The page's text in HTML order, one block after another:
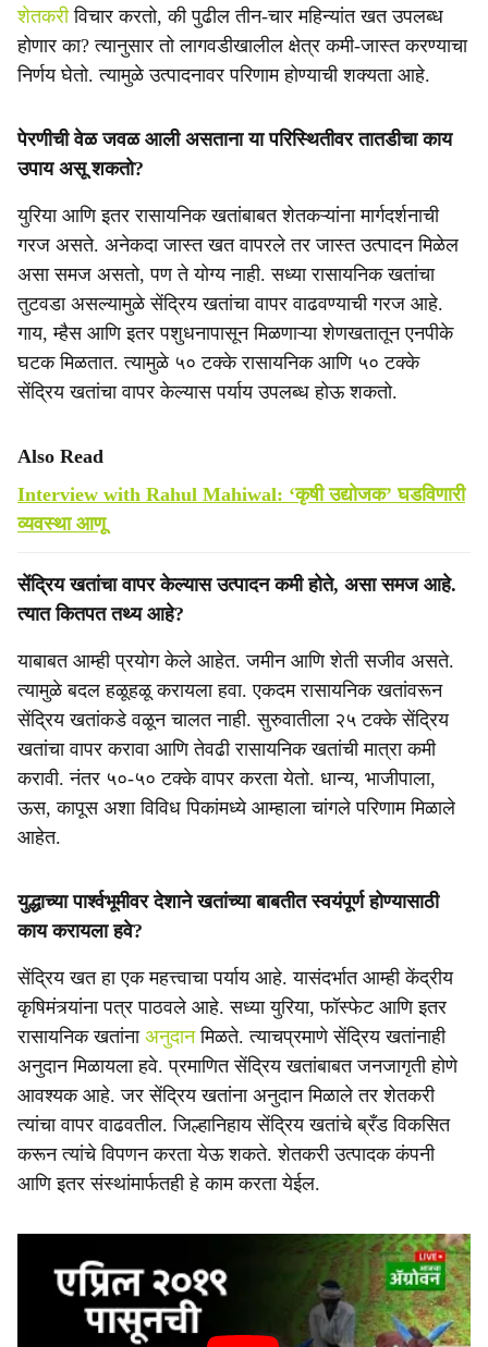
शेतकरीविचार करतो, की पुढील तीन-चार महिन्यांत खत उपलब्ध
होणार का? त्यानुसार तो लागवडीखालील क्षेत्र कमी-जास्त करण्याचा
निर्णय घेतो. त्यामुळे उत्पादनावर परिणाम होण्याची शक्यता आहे.
पेरणीची वेळ जवळ आली असताना या परिस्थितीवर तातडीचा काय
उपाय असू शकतो?
युरिया आणि इतर रासायनिक खतांबाबत शेतकऱ्यांना मार्गदर्शनाची
गरज असते. अनेकदा जास्त खत वापरले तर जास्त उत्पादन मिळेल
असा समज असतो, पण ते योग्य नाही. सध्या रासायनिक खतांचा
तुटवडा असल्यामुळे सेंद्रिय खतांचा वापर वाढवण्याची गरज आहे.
गाय, म्हैस आणि इतर पशुधनापासून मिळणाऱ्या शेणखतातून एनपीके
घटक मिळतात. त्यामुळे ५० टक्के रासायनिक आणि ५० टक्के
सेंद्रिय खतांचा वापर केल्यास पर्याय उपलब्ध होऊ शकतो.
Also Read
Interview with Rahul Mahiwal: ‘कृषी उद्योजक’ घडविणारी
व्यवस्था आणू
सेंद्रिय खतांचा वापर केल्यास उत्पादन कमी होते, असा समज आहे.
त्यात कितपत तथ्य आहे?
याबाबत आम्ही प्रयोग केले आहेत. जमीन आणि शेती सजीव असते.
त्यामुळे बदल हळूहळू करायला हवा. एकदम रासायनिक खतांवरून
सेंद्रिय खतांकडे वळून चालत नाही. सुरुवातीला २५ टक्के सेंद्रिय
खतांचा वापर करावा आणि तेवढी रासायनिक खतांची मात्रा कमी
करावी. नंतर ५०-५० टक्के वापर करता येतो. धान्य, भाजीपाला,
ऊस, कापूस अशा विविध पिकांमध्ये आम्हाला चांगले परिणाम मिळाले
आहेत.
युद्धाच्या पार्श्वभूमीवर देशाने खतांच्या बाबतीत स्वयंपूर्ण होण्यासाठी
काय करायला हवे?
सेंद्रिय खत हा एक महत्त्वाचा पर्याय आहे. यासंदर्भात आम्ही केंद्रीय
कृषिमंत्र्यांना पत्र पाठवले आहे. सध्या युरिया, फॉस्फेट आणि इतर
रासायनिक खतांना अनुदानमिळते. त्याचप्रमाणे सेंद्रिय खतांनाही
अनुदान मिळायला हवे. प्रमाणित सेंद्रिय खतांबाबत जनजागृती होणे
आवश्यक आहे. जर सेंद्रिय खतांना अनुदान मिळाले तर शेतकरी
त्यांचा वापर वाढवतील. जिल्हानिहाय सेंद्रिय खतांचे ब्रँड विकसित
करून त्यांचे विपणन करता येऊ शकते. शेतकरी उत्पादक कंपनी
आणि इतर संस्थांमार्फतही हे काम करता येईल.